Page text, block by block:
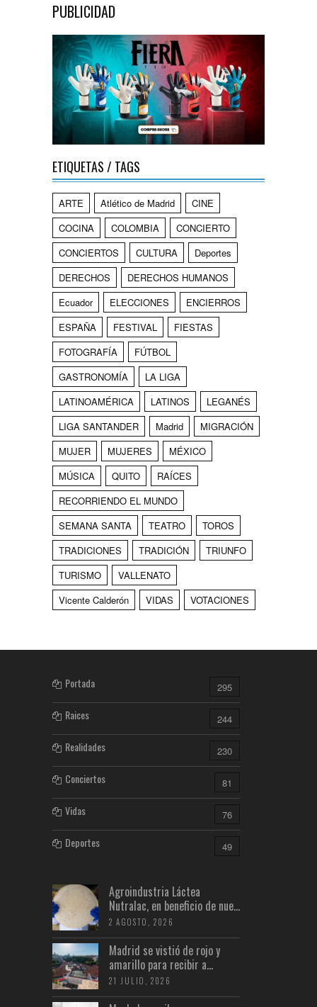
PUBLICIDAD
ETIQUETAS / TAGS
ARTE Atlético de Madrid
CINE
COCINA
COLOMBIA
CONCIERTO
CONCIERTOS
CULTURA
Deportes
DERECHOS
DERECHOS HUMANOS
Ecuador
ELECCIONES
ENCIERROS
ESPAÑA
FESTIVAL
FIESTAS
FOTOGRAFÍA
FÚTBOL
GASTRONOMÍA
LA LIGA
LATINOAMÉRICA
LATINOS
LEGANÉS
LIGA SANTANDER
Madrid
MIGRACIÓN
MUJER
MUJERES
MÉXICO
MÚSICA
QUITO
RAÍCES
RECORRIENDO EL MUNDO
SEMANA SANTA
TEATRO
TOROS
TRADICIONES
TRADICIÓN
TRIUNFO
TURISMO
VALLENATO
Vicente Calderón
VIDAS VOTACIONES
Portada 295
Raices 244
Realidades 230
Conciertos 81
Vidas 76
Deportes 49
Agroindustria Láctea
Nutralac, en beneficio de nue...
2 AGOSTO, 2026
Madrid se vistió de rojo y
amarillo para recibir a...
21 JULIO, 2026